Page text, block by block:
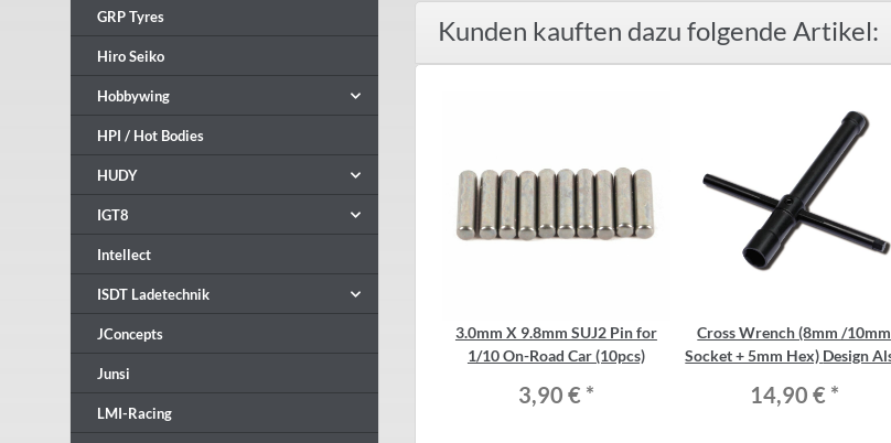
Kunden kauften dazu folgende Artikel:
3.0mm X 9.8mm SUJ2 Pin for
1/10 On-Road Car (10pcs)
3,90 € *
Cross Wrench (8mm /10mm
Socket + 5mm Hex) Design Also
14,90 € *
GRP Tyres
Hiro Seiko
Hobbywing
HPI / Hot Bodies
HUDY
IGT8
Intellect
ISDT Ladetechnik
JConcepts
Junsi
LMI-Racing